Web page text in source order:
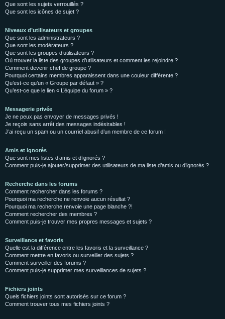
Que sont les sujets verrouillés ?
Que sont les icônes de sujet ?
Niveaux d’utilisateurs et groupes
Que sont les administrateurs ?
Que sont les modérateurs ?
Que sont les groupes d’utilisateurs ?
Où trouver la liste des groupes d’utilisateurs et comment les rejoindre ?
Comment devenir chef de groupe ?
Pourquoi certains membres apparaissent dans une couleur différente ?
Qu’est-ce qu’un « Groupe par défaut » ?
Qu’est-ce que le lien « L’équipe du forum » ?
Messagerie privée
Je ne peux pas envoyer de messages privés !
Je reçois sans arrêt des messages indésirables !
J’ai reçu un spam ou un courriel abusif d’un membre de ce forum !
Amis et ignorés
Que sont mes listes d’amis et d’ignorés ?
Comment puis-je ajouter/supprimer des utilisateurs de ma liste d’amis ou d’ignorés ?
Recherche dans les forums
Comment rechercher dans les forums ?
Pourquoi ma recherche ne renvoie aucun résultat ?
Pourquoi ma recherche renvoie une page blanche ?!
Comment rechercher des membres ?
Comment puis-je trouver mes propres messages et sujets ?
Surveillance et favoris
Quelle est la différence entre les favoris et la surveillance ?
Comment mettre en favoris ou surveiller des sujets ?
Comment surveiller des forums ?
Comment puis-je supprimer mes surveillances de sujets ?
Fichiers joints
Quels fichiers joints sont autorisés sur ce forum ?
Comment trouver tous mes fichiers joints ?